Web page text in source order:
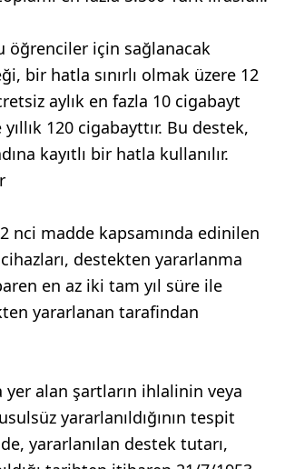
öğrenciler için sağlanacak
bir hatla sınırlı olmak üzere 12
aylık en fazla 10 cigabayt
120 cigabayttır. Bu destek,
kayıtlı bir hatla kullanılır.
2 nci madde kapsamında edinilen
destekten yararlanma
en az iki tam yıl süre ile
yararlanan tarafindan
yer alan şartların ihlalinin veya
yararlanıldığının tespit
yararlanılan destek tutarı,